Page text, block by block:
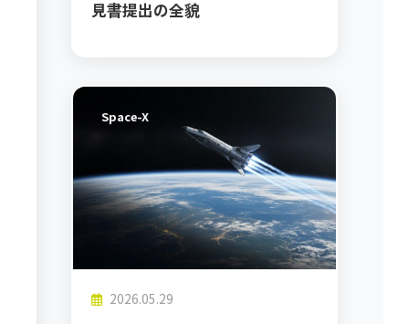
見書提出の全貌
Space-X
2026.05.29